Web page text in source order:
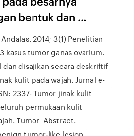
bentuk dan …
2014; 3(1) Penelitian
kasus tumor ganas ovarium.
dan disajikan secara deskriftif
kulit pada wajah. Jurnal e-
2337- Tumor jinak kulit
permukaan kulit
Tumor Abstract.
tumor-like lesion